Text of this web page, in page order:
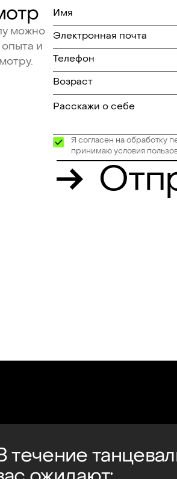
можно
опыта и
Я согласен на обработку
принимаю условия
течение